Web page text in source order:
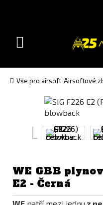
version(Slovak)
Toggle
Vše pro airsoft Airsoftové
WE GBB
E2 - Černá